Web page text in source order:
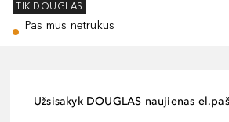
TIK DOUGLAS
Pas mus netrukus
Užsisakyk DOUGLAS naujienas